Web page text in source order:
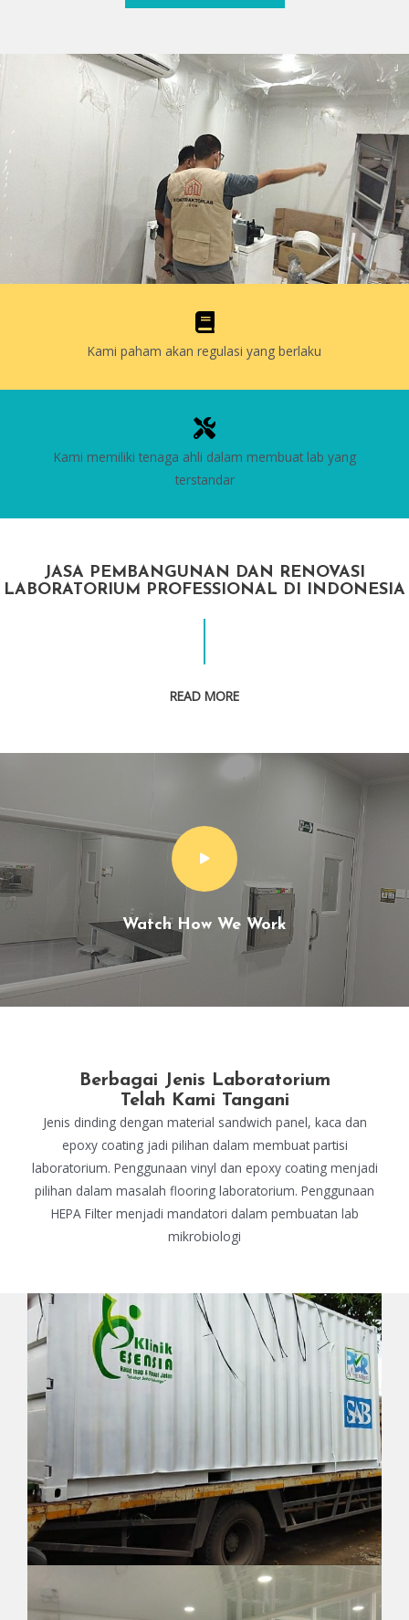
Kami paham akan regulasi yang berlaku
Kami memiliki tenaga ahli dalam membuat lab yang
terstandar
JASA PEMBANGUNAN DAN RENOVASI
LABORATORIUM PROFESSIONAL DI INDONESIA
READ MORE
Watch How We Work
Berbagai Jenis Laboratorium
Telah Kami Tangani
Jenis dinding dengan material sandwich panel, kaca dan
epoxy coating jadi pilihan dalam membuat partisi
laboratorium. Penggunaan vinyl dan epoxy coating menjadi
pilihan dalam masalah flooring laboratorium. Penggunaan
HEPA Filter menjadi mandatori dalam pembuatan lab
mikrobiologi